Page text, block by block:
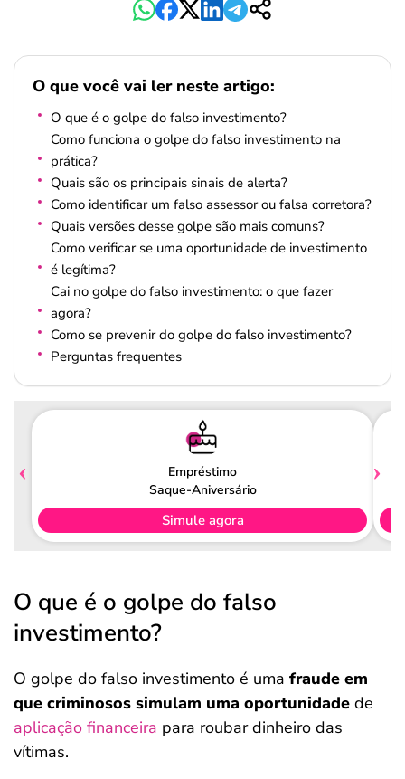
O que você vai ler neste artigo:
O que é o golpe do falso investimento?
Como funciona o golpe do falso investimento na
prática?
Quais são os principais sinais de alerta?
Como identificar um falso assessor ou falsa corretora?
Quais versões desse golpe são mais comuns?
Como verificar se uma oportunidade de investimento
é legítima?
Cai no golpe do falso investimento: o que fazer
agora?
Como se prevenir do golpe do falso investimento?
Perguntas frequentes
Empréstimo
Saque-Aniversário
Simule agora
O que é o golpe do falso
investimento?
O golpe do falso investimento é uma fraude em
que criminosos simulam uma oportunidade de
aplicação financeira para roubar dinheiro das
vítimas.